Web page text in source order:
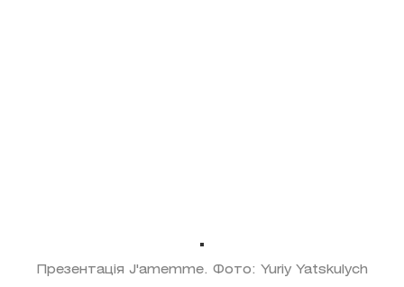
Презентація J'amemme. Фото: Yuriy Yatskulych